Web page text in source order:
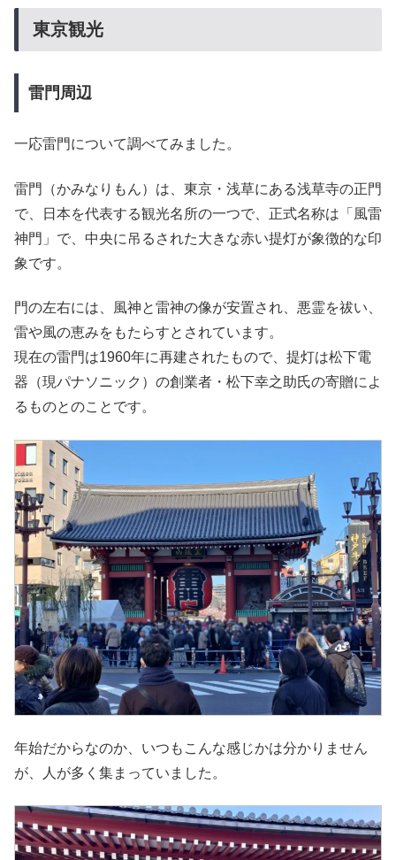
東京観光
雷門周辺
一応雷門について調べてみました。
雷門（かみなりもん）は、東京・浅草にある浅草寺の正門
で、日本を代表する観光名所の一つで、正式名称は「風雷
神門」で、中央に吊るされた大きな赤い提灯が象徴的な印
象です。
門の左右には、風神と雷神の像が安置され、悪霊を祓い、
雷や風の恵みをもたらすとされています。
現在の雷門は1960年に再建されたもので、提灯は松下電
器（現パナソニック）の創業者・松下幸之助氏の寄贈によ
るものとのことです。
年始だからなのか、いつもこんな感じかは分かりません
が、人が多く集まっていました。